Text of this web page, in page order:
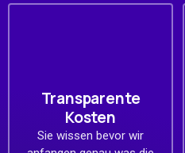
Transparente
Kosten
Sie wissen bevor wir